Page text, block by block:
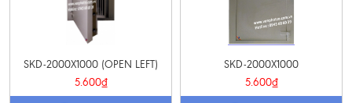
SKD-2000X1000 (OPEN LEFT)
5.600₫
SKD-2000X1000
5.600₫